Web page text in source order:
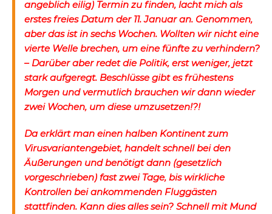
angeblich eilig) Termin zu finden, lacht mich als
erstes freies Datum der 11. Januar an. Genommen,
aber das ist in sechs Wochen. Wollten wir nicht eine
vierte Welle brechen, um eine fünfte zu verhindern?
– Darüber aber redet die Politik, erst weniger, jetzt
stark aufgeregt. Beschlüsse gibt es frühestens
Morgen und vermutlich brauchen wir dann wieder
zwei Wochen, um diese umzusetzen!?!
Da erklärt man einen halben Kontinent zum
Virusvariantengebiet, handelt schnell bei den
Äußerungen und benötigt dann (gesetzlich
vorgeschrieben) fast zwei Tage, bis wirkliche
Kontrollen bei ankommenden Fluggästen
stattfinden. Kann dies alles sein? Schnell mit Mund